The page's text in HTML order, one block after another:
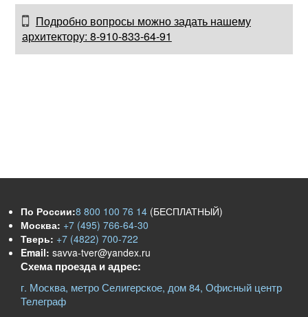
Подробно вопросы можно задать нашему
архитектору: 8-910-833-64-91
По России:8 800 100 76 14 (БЕСПЛАТНЫЙ)
Москва: +7 (495) 766-64-30
Тверь: +7 (4822) 700-722
Email: savva-tver@yandex.ru
Схема проезда и адрес:
г. Москва, метро Селигерское, дом 84, Офисный центр
Телеграф